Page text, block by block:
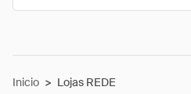
Inicio > Lojas REDE